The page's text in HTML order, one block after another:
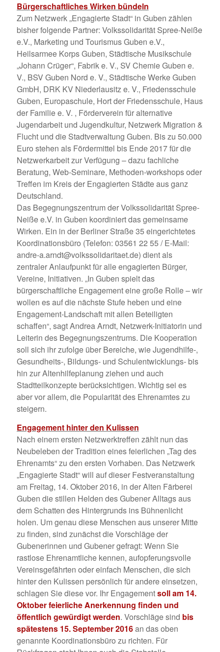
Bürgerschaftliches Wirken bündeln
Zum Netzwerk „Engagierte Stadt“ in Guben zählen
bisher folgende Partner: Volkssolidarität Spree-Neiße
e.V., Marketing und Tourismus Guben e.V.,
Heilsarmee Korps Guben, Städtische Musikschule
„Johann Crüger“, Fabrik e. V., SV Chemie Guben e.
V., BSV Guben Nord e. V., Städtische Werke Guben
GmbH, DRK KV Niederlausitz e. V., Friedensschule
Guben, Europaschule, Hort der Friedensschule, Haus
der Familie e. V. , Förderverein für alternative
Jugendarbeit und Jugendkultur, Netzwerk Migration &
Flucht und die Stadtverwaltung Guben. Bis zu 50.000
Euro stehen als Fördermittel bis Ende 2017 für die
Netzwerkarbeit zur Verfügung – dazu fachliche
Beratung, Web-Seminare, Methoden-workshops oder
Treffen im Kreis der Engagierten Städte aus ganz
Deutschland.
Das Begegnungszentrum der Volkssolidarität Spree-
Neiße e.V. in Guben koordiniert das gemeinsame
Wirken. Ein in der Berliner Straße 35 eingerichtetes
Koordinationsbüro (Telefon: 03561 22 55 / E-Mail:
andre-a.arndt@volkssolidaritaet.de) dient als
zentraler Anlaufpunkt für alle engagierten Bürger,
Vereine, Initiativen. „In Guben spielt das
bürgerschaftliche Engagement eine große Rolle – wir
wollen es auf die nächste Stufe heben und eine
Engagement-Landschaft mit allen Beteiligten
schaffen“, sagt Andrea Arndt, Netzwerk-Initiatorin und
Leiterin des Begegnungszentrums. Die Kooperation
soll sich ihr zufolge über Bereiche, wie Jugendhilfe-,
Gesundheits-, Bildungs- und Schulentwicklungs- bis
hin zur Altenhilfeplanung ziehen und auch
Stadtteilkonzepte berücksichtigen. Wichtig sei es
aber vor allem, die Popularität des Ehrenamtes zu
steigern.
Engagement hinter den Kulissen
Nach einem ersten Netzwerktreffen zählt nun das
Neubeleben der Tradition eines feierlichen „Tag des
Ehrenamts“ zu den ersten Vorhaben. Das Netzwerk
„Engagierte Stadt“ will auf dieser Festveranstaltung
am Freitag, 14. Oktober 2016, in der Alten Färberei
Guben die stillen Helden des Gubener Alltags aus
dem Schatten des Hintergrunds ins Bühnenlicht
holen. Um genau diese Menschen aus unserer Mitte
zu finden, sind zunächst die Vorschläge der
Gubenerinnen und Gubener gefragt: Wenn Sie
rastlose Ehrenamtliche kennen, aufopferungsvolle
Vereinsgefährten oder einfach Menschen, die sich
hinter den Kulissen persönlich für andere einsetzen,
schlagen Sie diese vor. Ihr Engagementsoll am 14.
Oktober feierliche Anerkennung finden und
öffentlich gewürdigt werden. Vorschläge sind bis
spätestens 15. September 2016an das oben
genannte Koordinationsbüro zu richten. Für